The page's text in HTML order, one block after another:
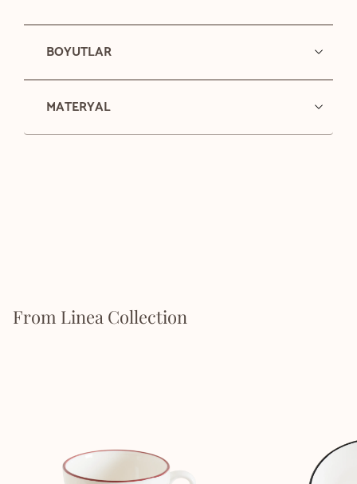
BOYUTLAR
MATERYAL
From Linea Collection